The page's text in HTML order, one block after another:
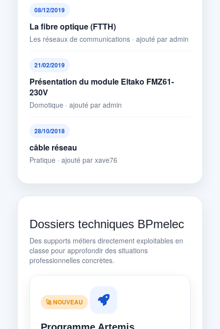
08/12/2019
La fibre optique (FTTH)
Les réseaux de communications · ajouté par admin
21/02/2019
Présentation du module Eltako FMZ61-
230V
Domotique · ajouté par admin
28/10/2018
câble réseau
Pratique · ajouté par xave76
Dossiers techniques BPmelec
Des supports métiers directement exploitables en
classe pour approfondir des situations
professionnelles concrètes.
🚀 NOUVEAU